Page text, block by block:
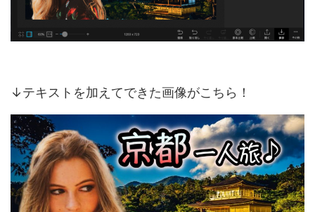
↓テキストを加えてできた画像がこちら！